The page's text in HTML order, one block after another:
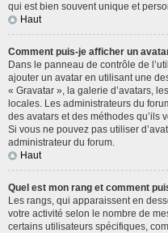
qui est bien souvent unique et
Haut
Comment puis-je afficher un
Dans le panneau de contrôle de
ajouter un avatar en utilisant une
« Gravatar », la galerie d’avatars,
locales. Les administrateurs du
des avatars et des méthodes qu’ils
Si vous ne pouvez pas utiliser
administrateur du forum.
Haut
Quel est mon rang et comment
Les rangs, qui apparaissent en
votre activité selon le nombre de
certains utilisateurs spécifiques,